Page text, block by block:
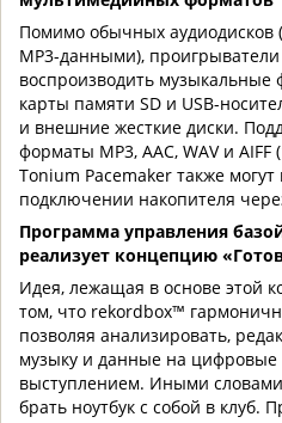
Помимо обычных аудиодисков
MP3-данными), проигрыватели
воспроизводить
карты памяти SD и USB-
и внешние жесткие диски.
форматы MP3, AAC, WAV и
Tonium Pacemaker также
подключении накопителя
Программа управления
реализует концепцию
Идея, лежащая в основе этой
том, что rekordbox™
позволяя анализировать,
музыку и данные на цифровые
выступлением. Иными
брать ноутбук с собой в клуб.